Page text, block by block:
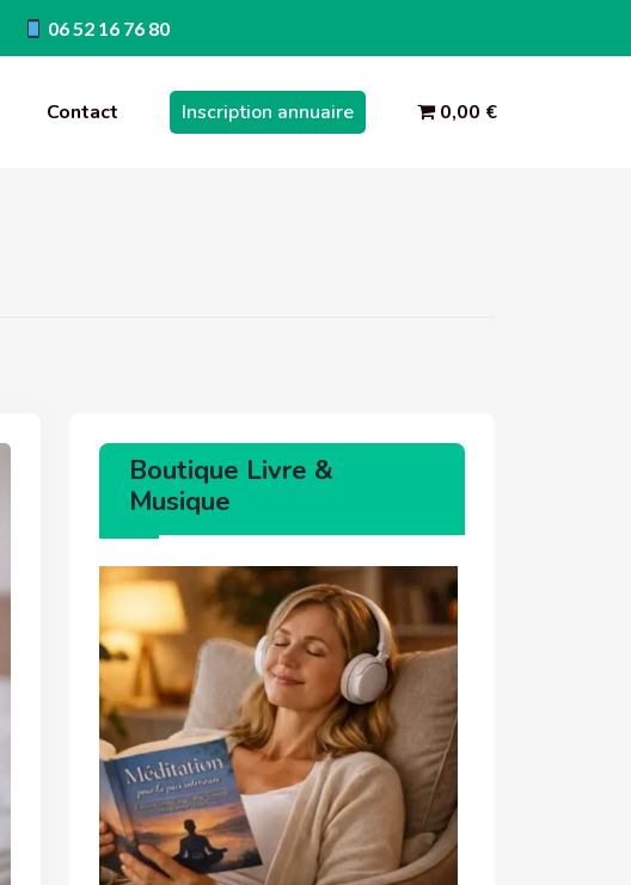
06 52 16 76 80
Contact Inscription annuaire 0,00 €
Boutique Livre &
Musique